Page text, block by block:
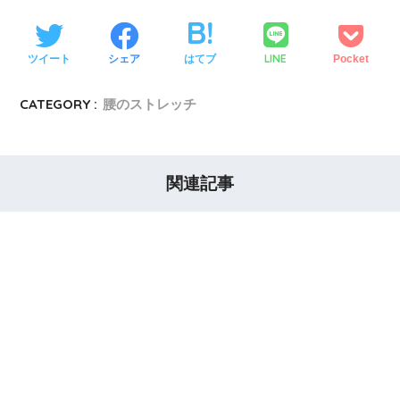
ツイート シェア はてブ LINE Pocket
CATEGORY : 腰のストレッチ
関連記事